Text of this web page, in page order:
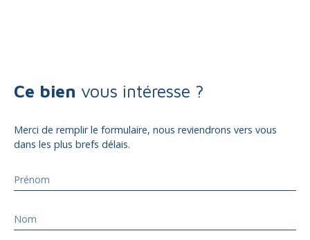
Ce bien vous intéresse ?
Merci de remplir le formulaire, nous reviendrons vers vous
dans les plus brefs délais.
Prénom
Nom